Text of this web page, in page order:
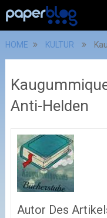
HOME KULTUR
Anti-Helden
Autor Des